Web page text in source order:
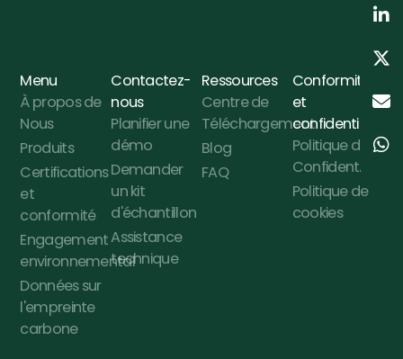
Menu
À propos de
Nous
Produits
Certifications
et
conformité
Engagement
environnemental
Données sur
l'empreinte
carbone
Contactez-
nous
Planifier une
démo
Demander
un kit
d'échantillon
Assistance
technique
Ressources
Centre de
Téléchargement
Blog
FAQ
Conformité
et
confidentialité
Politique de
Confidentialité
Politique de
cookies